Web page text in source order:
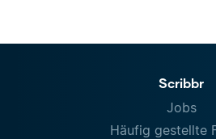
Scribbr
Jobs
Häufig gestellte